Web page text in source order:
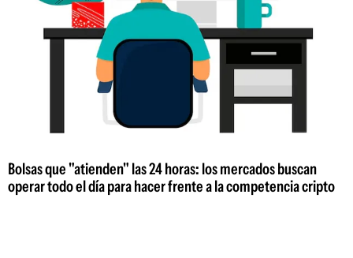
Bolsas que "atienden" las 24 horas: los mercados buscan
operar todo el día para hacer frente a la competencia cripto